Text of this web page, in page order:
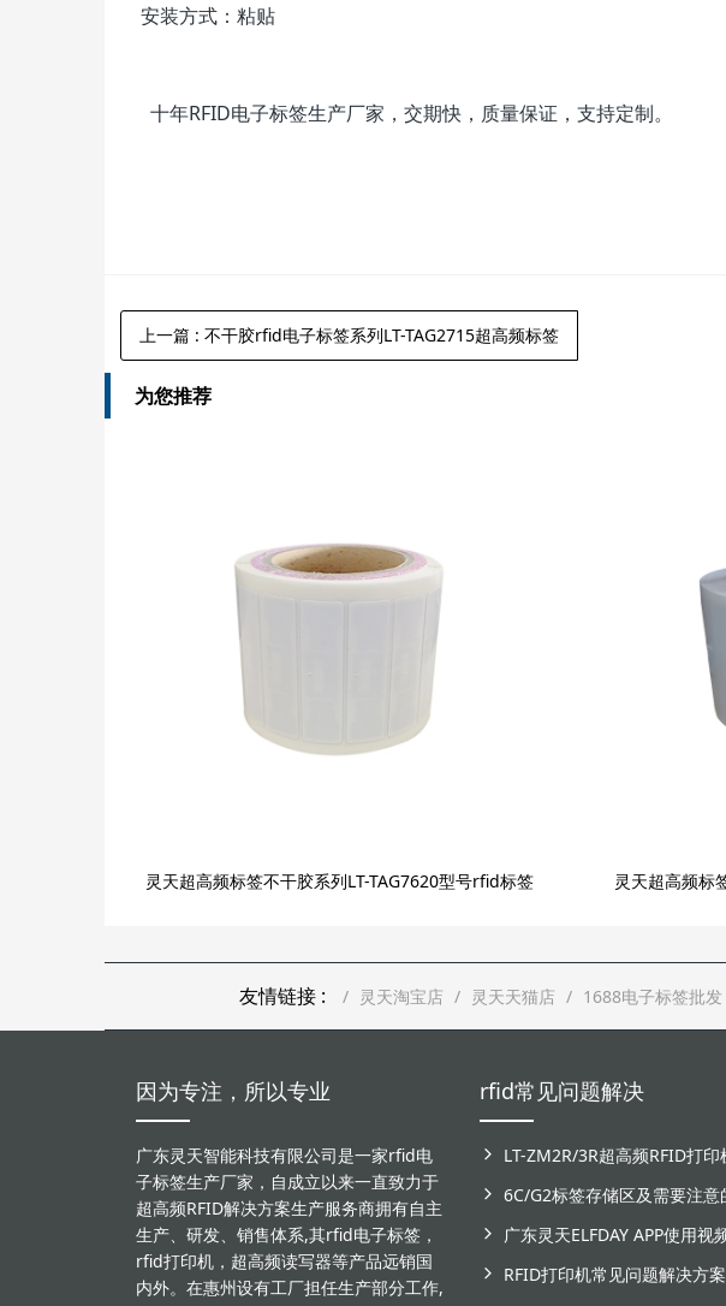
安装方式：粘贴
十年RFID电子标签生产厂家，交期快，质量保证，支持定制。
上一篇 : 不干胶rfid电子标签系列LT-TAG2715超高频标签
为您推荐
灵天超高频标签不干胶系列LT-TAG7620型号rfid标签 灵天超高频标
友情链接 : 灵天淘宝店 灵天天猫店 1688电子标签批发
因为专注，所以专业
广东灵天智能科技有限公司是一家rfid电
子标签生产厂家，自成立以来一直致力于
超高频RFID解决方案生产服务商拥有自主
生产、研发、销售体系,其rfid电子标签，
rfid打印机，超高频读写器等产品远销国
内外。在惠州设有工厂担任生产部分工作,
rfid常见问题解决
6C/G2标签存储区及需要注意
RFID打印机常见问题解决方案